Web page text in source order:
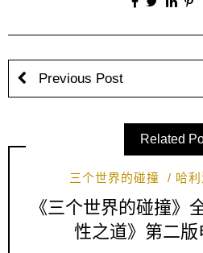
Previous Post
Related
三个世界的碰撞 哈
《三个世界的碰撞》
性之道》第二